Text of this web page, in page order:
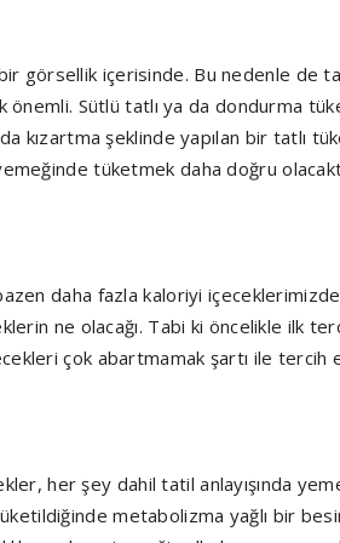
görsellik içerisinde. Bu nedenle de
Sütlü tatlı ya da dondurma
kızartma şeklinde yapılan bir tatlı
tüketmek daha doğru
daha fazla kaloriyi
ne olacağı. Tabi ki öncelikle ilk
çok abartmamak şartı ile tercih
her şey dahil tatil anlayışında
metabolizma yağlı bir